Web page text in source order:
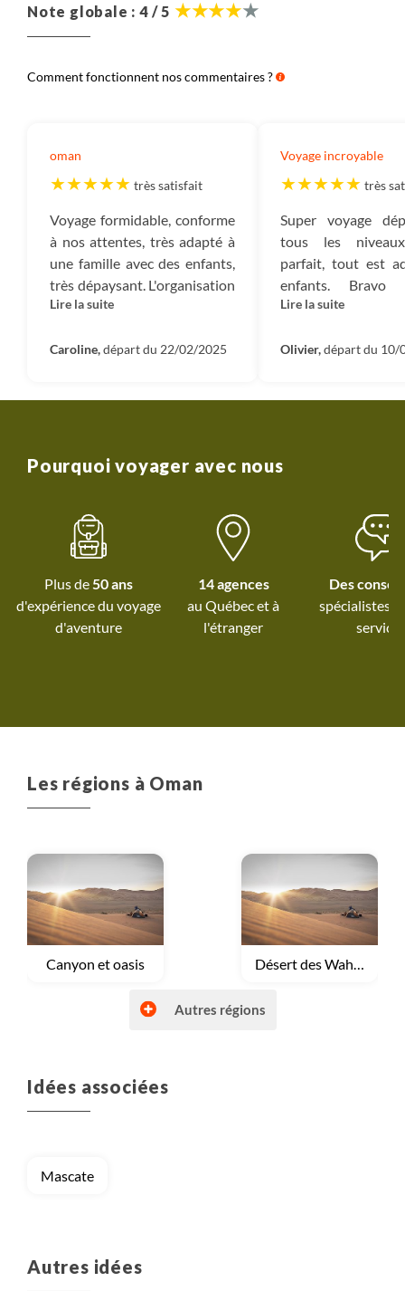
Note globale : 4 / 5
Comment fonctionnent nos commentaires ?
oman
très satisfait
Voyage formidable, conforme
à nos attentes, très adapté à
une famille avec des enfants,
très dépaysant. L'organisation
était impéccable, notre guide
extrêment cultivé et a pu
ont été églalement d'une
grande gentillesse et très
de repartir ...
Lire la suite
Caroline,départ du 22/02/2025
Voyage incroyable
très
Super voyage
tous les
parfait, tout est
enfants.
l'équipe Terre
Eric. 1 mot:
Lire la suite
Olivier,départ du 10/
Pourquoi voyager avec nous
Plus de 50 ans
d'expérience du voyage
d'aventure
14 agences
au Québec età
l'étranger
Des
spécialistes
service
Les régions à Oman
Voyage
Canyon et oasis Voyage
Désert des Wahibas
Voyage
Montagnes Akhdar et Shams
Autres régions
Idées associées
Mascate
Autres idées